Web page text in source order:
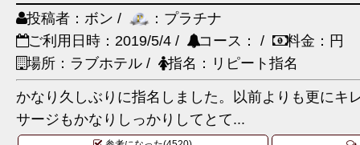
投稿者：ボン /
：プラチナ
ご利用日時：2019/5/4 /
コース： /
料金：円
場所：ラブホテル /
指名：リピート指名
かなり久しぶりに指名しました。以前よりも更にキ
サージもかなりしっかりしてとて...